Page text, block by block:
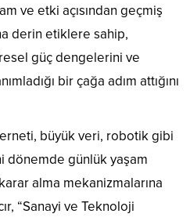
ve etki açısından geçmiş
derin etiklere sahip,
güç dengelerini ve
bir çağa adım attığını
büyük veri, robotik gibi
dönemde günlük yaşam
alma mekanizmalarına
“Sanayi ve Teknoloji